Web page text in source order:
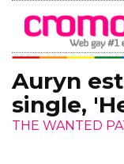
Auryn
single,
THE WANTED